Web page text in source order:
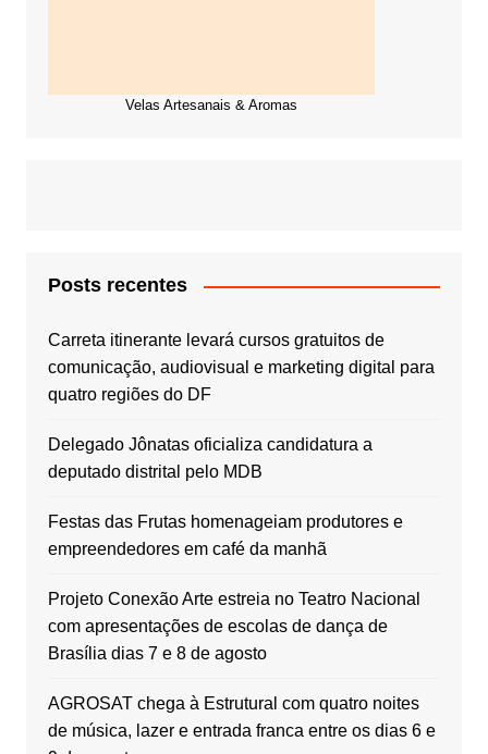
Velas Artesanais & Aromas
Posts recentes
Carreta itinerante levará cursos gratuitos de
comunicação, audiovisual e marketing digital para
quatro regiões do DF
Delegado Jônatas oficializa candidatura a
deputado distrital pelo MDB
Festas das Frutas homenageiam produtores e
empreendedores em café da manhã
Projeto Conexão Arte estreia no Teatro Nacional
com apresentações de escolas de dança de
Brasília dias 7 e 8 de agosto
AGROSAT chega à Estrutural com quatro noites
de música, lazer e entrada franca entre os dias 6 e